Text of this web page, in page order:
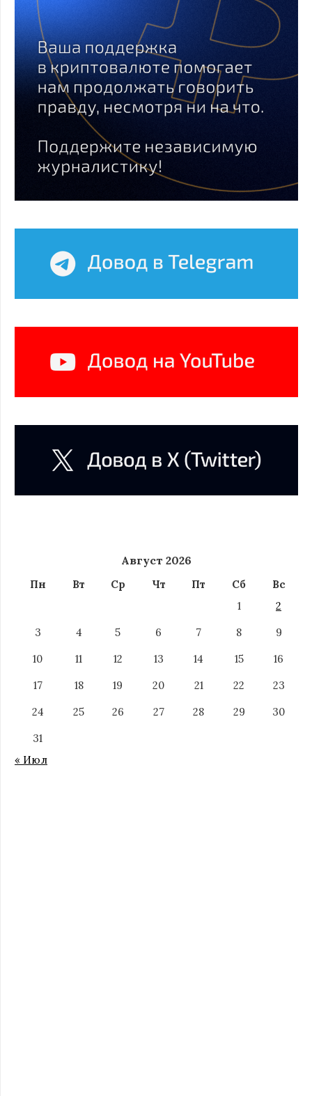
Август 2026
Пн Вт Ср Чт Пт Сб
Вс
1
2
3
4 5 6 7 8
9
10
11 12 13 14 15
16
17
18 19 20 21 22
23
24
25 26 27 28 29
30
31
« Июл